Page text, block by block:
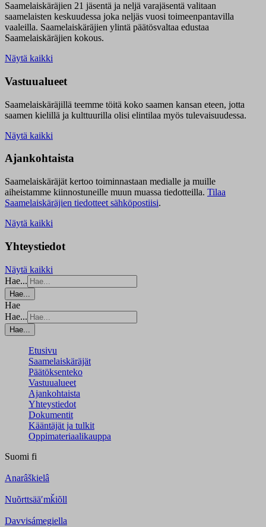
Saamelaiskäräjien 21 jäsentä ja neljä varajäsentä valitaan
saamelaisten keskuudessa joka neljäs vuosi toimeenpantavilla
vaaleilla. Saamelaiskäräjien ylintä päätösvaltaa edustaa
Saamelaiskäräjien kokous.
Näytä kaikki
Vastuualueet
Saamelaiskäräjillä teemme töitä koko saamen kansan eteen, jotta
saamen kielillä ja kulttuurilla olisi elintilaa myös tulevaisuudessa.
Näytä kaikki
Ajankohtaista
Saamelaiskäräjät kertoo toiminnastaan medialle ja muille
aiheistamme kiinnostuneille muun muassa tiedotteilla. Tilaa
Saamelaiskäräjien tiedotteet sähköpostiisi.
Näytä kaikki
Yhteystiedot
Näytä kaikki
Hae...
Hae...
Hae
Hae...
Hae...
Etusivu
Saamelaiskäräjät
Päätöksenteko
Vastuualueet
Ajankohtaista
Yhteystiedot
Dokumentit
Kääntäjät ja tulkit
Oppimateriaalikauppa
Suomi fi
Anarâškielâ
Nuõrttsääʹmǩiõll
Davvisámegiella